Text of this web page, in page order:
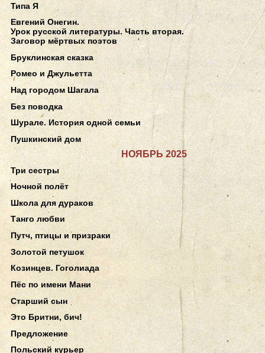
Типа Я
Евгений Онегин.
Урок русской литературы. Часть вторая.
Заговор мёртвых поэтов
Бруклинская сказка
Ромео и Джульетта
Над городом Шагала
Без поводка
Шурале. История одной семьи
Пушкинский дом
НОЯБРЬ 2025
Три сестры
Ночной полёт
Школа для дураков
Танго любви
Путч, птицы и призраки
Золотой петушок
Козинцев. Гоголиада
Пёс по имени Мани
Старший сын
Это Бритни, бич!
Предложение
Польский курьер